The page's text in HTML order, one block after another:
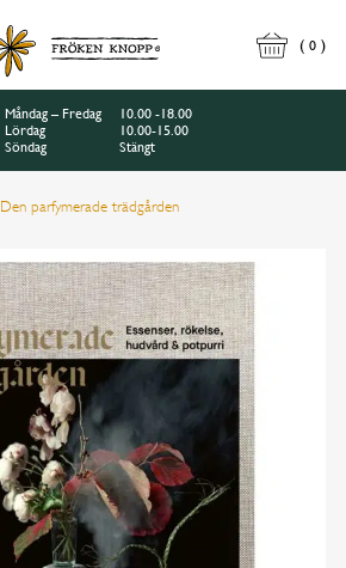
( 0 )
Måndag – Fredag
10.00 -18.00
Lördag
10.00-15.00
Söndag
Stängt
Den parfymerade trädgården